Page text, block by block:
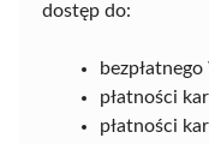
dostęp do:
płatności
płatności